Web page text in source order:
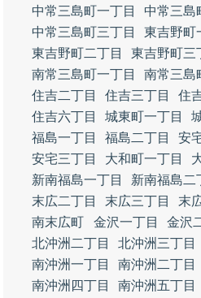
中常三島町一丁目
中常三島
中常三島町三丁目
東吉野町
東吉野町二丁目
東吉野町三
南常三島町一丁目
南常三島
住吉二丁目
住吉三丁目 住
住吉六丁目
城東町一丁目
福島一丁目
福島二丁目 安
安宅三丁目
大和町一丁目
新南福島一丁目
新南福島二
末広二丁目
末広三丁目 末
南末広町
金沢一丁目 金沢
北沖洲二丁目
北沖洲三丁目
南沖洲一丁目
南沖洲二丁目
南沖洲四丁目
南沖洲五丁目